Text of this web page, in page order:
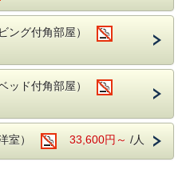
にあわせ、厳選してご提供いたし
ご用意いたします。
ります。
てアレルギーの有無・詳細を当館
せ。
魚を使用して出汁を引いている
はご対応出来兼ねます。予めご連
料理はお子様用にご準備した特別会席
和牛の陶板焼、鯛の兜煮、茶碗蒸し、
デザート
レート（海老フライ・唐揚げ・一口
グ・ポテトフライ・生野菜サラダ） コ
し デザート
納税 呑海楼のページに移動し、寄附
ットカード決済）後、電子クーポンが
フロントにSTAYNAVIで発行クーポン
画面）を提示することにより割引が適
きコース
ング付角部屋）
ッド付角部屋）
室） 33,600円～ /人